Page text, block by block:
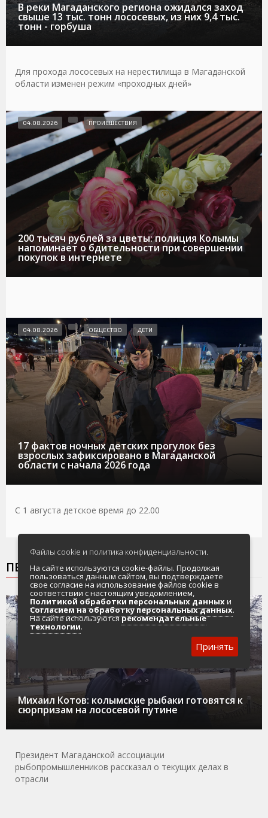
В реки Магаданского региона ожидался заход
свыше 13 тыс. тонн лососевых, из них 9,4 тыс.
тонн - горбуша
Для прохода лососевых на нерестилища в Магаданской
области изменен режим «проходных дней»
200 тысяч рублей за цветы: полиция Колымы
напоминает о бдительности при совершении
покупок в интернете
04.08.2026 ПРОИСШЕСТВИЯ
17 фактов ночных детских прогулок без
взрослых зафиксировано в Магаданской
области с начала 2026 года
04.08.2026 ОБЩЕСТВО ДЕТИ
С 1 августа детское время до 22.00
ПЕРСОНА ДНЯ
Михаил Котов: колымские рыбаки готовятся к
сюрпризам на лососевой путине
30.04.2026 НОВОСТИ ПЕРСОНА ДНЯ ТИХРЫБКОМ
Президент Магаданской ассоциации
рыбопромышленников рассказал о текущих делах в
отрасли
Файлы cookie и политика конфиденциальности.
На сайте используются cookie-файлы. Продолжая
пользоваться данным сайтом, вы подтверждаете
свое согласие на использование файлов cookie в
соответствии с настоящим уведомлением,
Политикой обработки персональных данныхи
Согласием на обработку персональных данных.
На сайте используютсярекомендательные
технологии.
Принять